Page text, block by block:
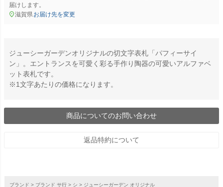
届けします。
滋賀県 お届け先を変更
ジューシーガーデンオリジナルの切文字表札「パフィーサイ
ン」。エントランスを可愛く彩る手作り陶器の可愛いアルファベ
ット表札です。
※1文字あたりの価格になります。
商品についてのお問い合わせ
返品特約について
ブランド ブランド サ行 シ ジューシーガーデン オリジナル